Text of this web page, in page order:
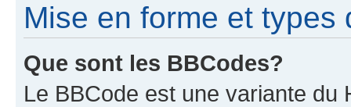
Mise en forme et types
Que sont les BBCodes?
Le BBCode est une variante du